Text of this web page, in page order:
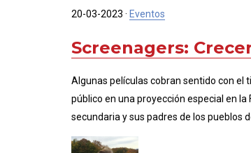
20-03-2023 · Eventos
Screenagers:
Algunas películas cobran sentido con el
público en una proyección especial en
secundaria y sus padres de los pueblos